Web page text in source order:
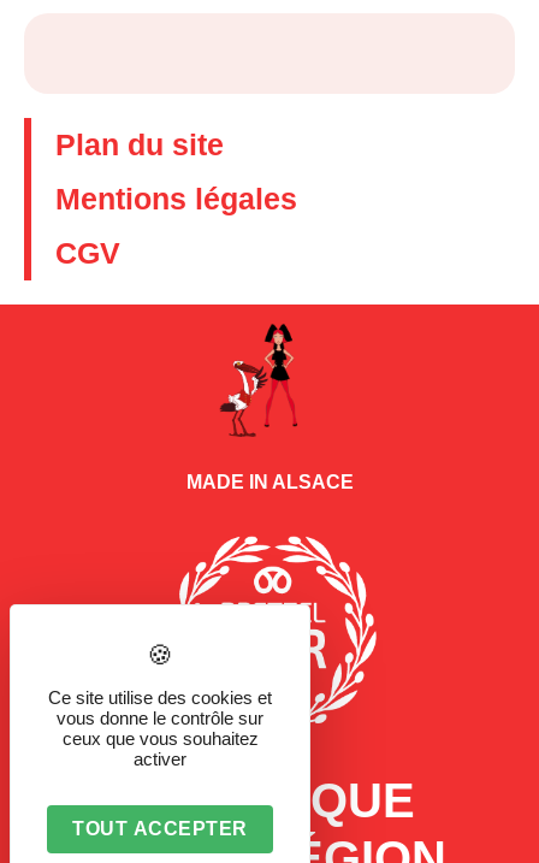
Plan du site
Mentions légales
CGV
MADE IN ALSACE
LA MARQUE
Ce site utilise des cookies et
vous donne le contrôle sur
ceux que vous souhaitez
activer
TOUT ACCEPTER